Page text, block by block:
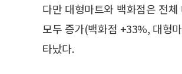
다만 대형마트와 백화점은 전
모두 증가(백화점 +33%, 대형
타났다.